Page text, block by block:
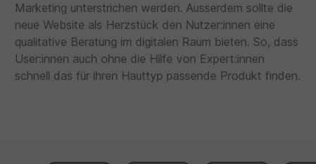
Marketing unterstrichen werden. Ausserdem sollte die
neue Website als Herzstück den Nutzer:innen eine
qualitative Beratung im digitalen Raum bieten. So, dass
User:innen auch ohne die Hilfe von Expert:innen
schnell das für ihren Hauttyp passende Produkt finden.